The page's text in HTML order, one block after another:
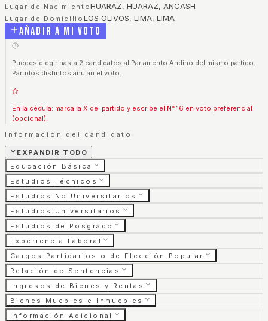
Lugar de NacimientoHUARAZ, HUARAZ, ANCASH
Lugar de Domicilio LOS OLIVOS, LIMA, LIMA
Añadir a mi voto
Puedes elegir hasta 2 candidatos al Parlamento Andino del mismo partido.
Partidos distintos anulan el voto.
En la cédula: marca la X del partido y escribe el N° 16 en voto preferencial
(opcional).
Información del candidato
EXPANDIR TODO
Educación Básica
Estudios Técnicos
Estudios No Universitarios
Estudios Universitarios
Estudios de Posgrado
Experiencia Laboral
Cargos Partidarios o de Elección Popular
Relación de Sentencias
Ingresos de Bienes y Rentas
Bienes Muebles e Inmuebles
Información Adicional